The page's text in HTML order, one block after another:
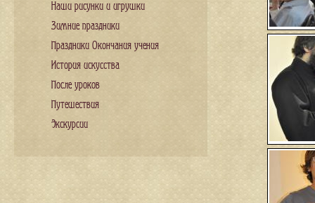
Наши рисунки и игрушки
Зимние праздники
Праздники Окончания учения
История искусства
После уроков
Путешествия
Экскурсии